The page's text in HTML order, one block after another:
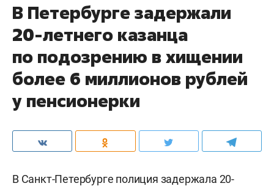
В Петербурге задержали
20-летнего казанца
по подозрению в хищении
более 6 миллионов рублей
у пенсионерки
В Санкт-Петербурге полиция задержала 20-